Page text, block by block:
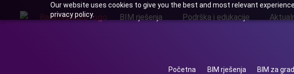
Our website uses cookies to give you the best and most relevant
privacy policy.
BIM rješenja Podrška i edukacije
Početna BIM rješenja BIM za